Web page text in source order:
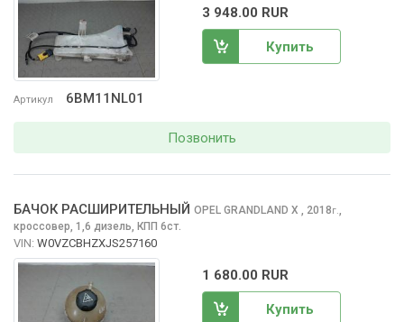
Артикул 6BM11NL01
3 948.00 RUR
Купить
Позвонить
БАЧОК РАСШИРИТЕЛЬНЫЙ OPEL GRANDLAND X , 2018г.
кроссовер, 1,6 дизель, КПП 6ст.
VIN: W0VZCBHZXJS257160
1 680.00 RUR
Купить